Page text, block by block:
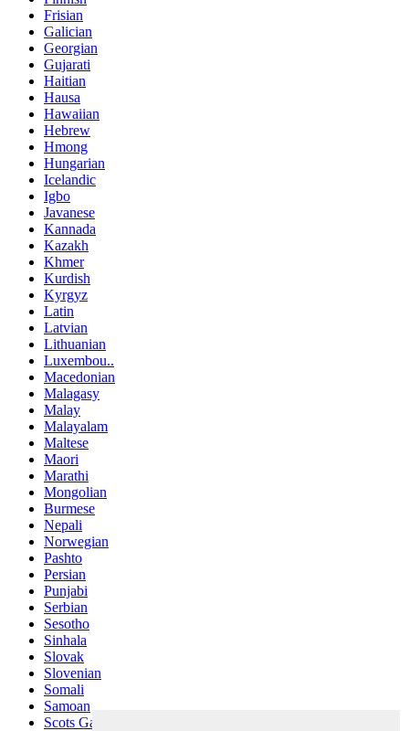
Frisian
Galician
Georgian
Gujarati
Haitian
Hausa
Hawaiian
Hebrew
Hmong
Hungarian
Icelandic
Igbo
Javanese
Kannada
Kazakh
Khmer
Kurdish
Kyrgyz
Latin
Latvian
Lithuanian
Luxembou..
Macedonian
Malagasy
Malay
Malayalam
Maltese
Maori
Marathi
Mongolian
Burmese
Nepali
Norwegian
Pashto
Persian
Punjabi
Serbian
Sesotho
Sinhala
Slovak
Slovenian
Somali
Samoan
Scots Gaelic